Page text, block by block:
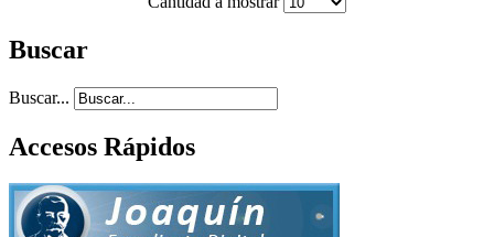
Buscar
Buscar...
Accesos Rápidos